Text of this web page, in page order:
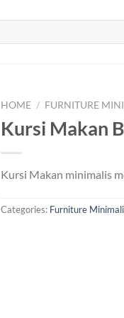
HOME / FURNITURE
Kursi Makan
Kursi Makan minimalis
Categories: Furniture